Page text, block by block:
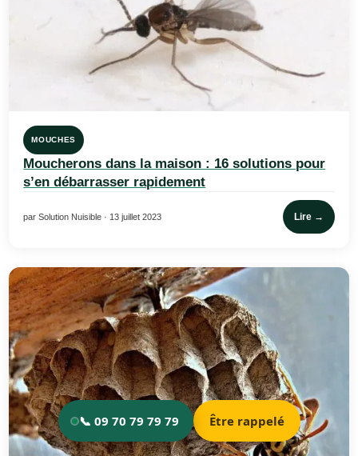
MOUCHES
Moucherons dans la maison : 16 solutions pour
s’en débarrasser rapidement
par Solution Nuisible · 13 juillet 2023 Lire →